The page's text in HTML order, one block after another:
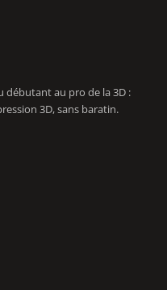
au pro de la 3D :
3D, sans baratin.